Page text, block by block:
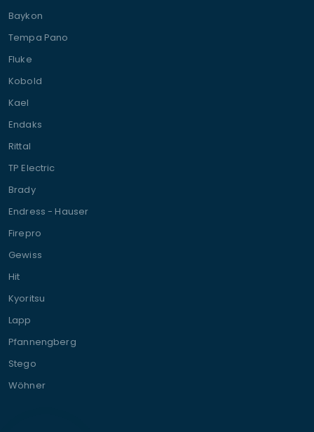
Baykon
Tempa Pano
Fluke
Kobold
Kael
Endaks
Rittal
TP Electric
Brady
Endress - Hauser
Firepro
Gewiss
Hit
Kyoritsu
Lapp
Pfannengberg
Stego
Wöhner